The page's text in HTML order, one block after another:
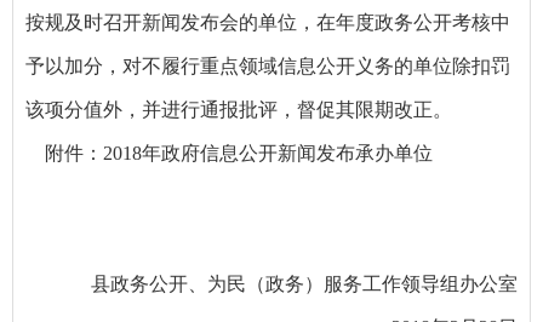
按规及时召开新闻发布会的单位，在年度政务公开考核中
予以加分，对不履行重点领域信息公开义务的单位除扣罚
该项分值外，并进行通报批评，督促其限期改正。
附件：2018年政府信息公开新闻发布承办单位
县政务公开、为民（政务）服务工作领导组办公室